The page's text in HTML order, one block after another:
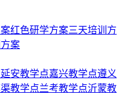
红色研学方案三天培训方
案
延安教学点嘉兴教学点遵义
教学点兰考教学点沂蒙教